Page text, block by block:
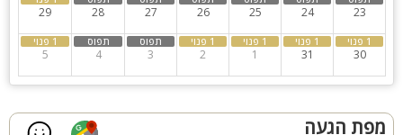
23
24
25
26
27
28
29
30
31
1
2
3
4
5
מפת הגעה